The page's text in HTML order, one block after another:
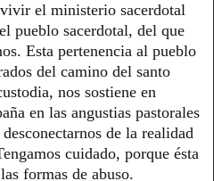
el ministerio sacerdotal
pueblo sacerdotal, del que
Esta pertenencia al pueblo
del camino del santo
nos sostiene en
en las angustias pastorales
de la realidad
cuidado, porque ésta
formas de abuso.